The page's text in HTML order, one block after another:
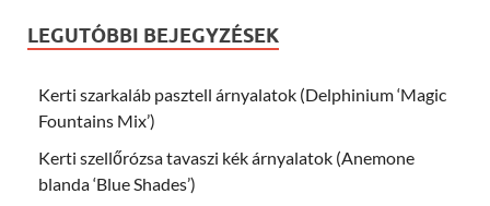
LEGUTÓBBI BEJEGYZÉSEK
Kerti szarkaláb pasztell árnyalatok (Delphinium ‘Magic
Fountains Mix’)
Kerti szellőrózsa tavaszi kék árnyalatok (Anemone
blanda ‘Blue Shades’)